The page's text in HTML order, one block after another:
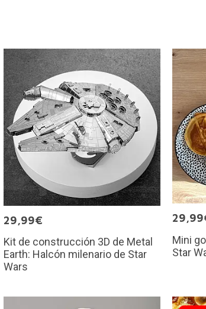
29,99€
Kit de construcción 3D de Metal
Earth: Halcón milenario de Star
Wars
Mini
Star